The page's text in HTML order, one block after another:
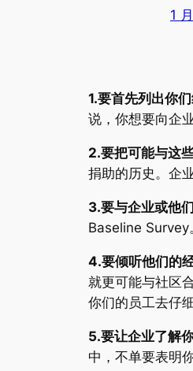
1
1.要首先列出你
说，你想要向企
2.要把可能与这
捐助的历史。企
3.要与企业或他
Baseline Survey
4.要倾听他们的
就更可能与社区
你们的员工去仔
5.要让企业了解
中，不单要表明